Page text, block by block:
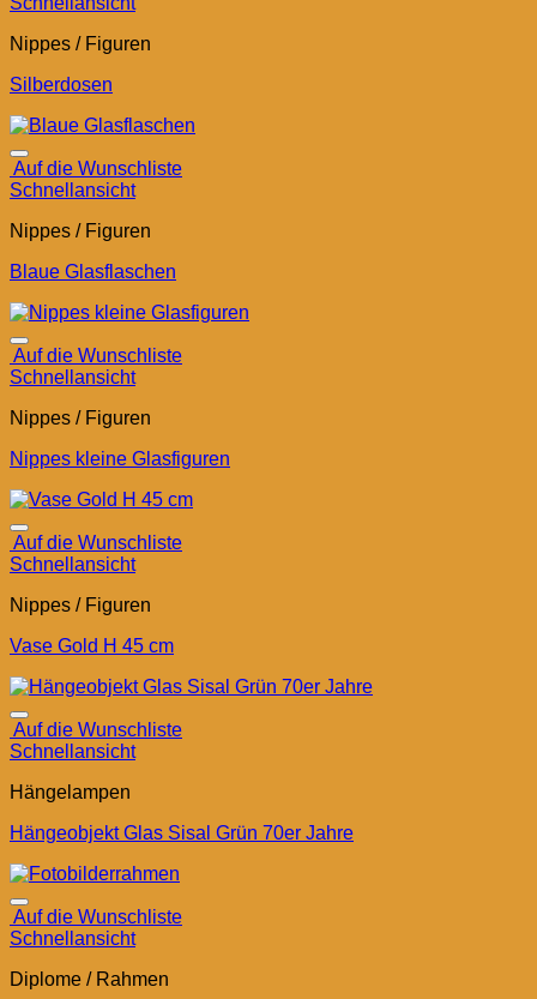
Nippes / Figuren
Silberdosen
Auf die Wunschliste
Schnellansicht
Nippes / Figuren
Blaue Glasflaschen
Auf die Wunschliste
Schnellansicht
Nippes / Figuren
Nippes kleine Glasfiguren
Auf die Wunschliste
Schnellansicht
Nippes / Figuren
Vase Gold H 45 cm
Auf die Wunschliste
Schnellansicht
Hängelampen
Hängeobjekt Glas Sisal Grün 70er Jahre
Auf die Wunschliste
Schnellansicht
Diplome / Rahmen